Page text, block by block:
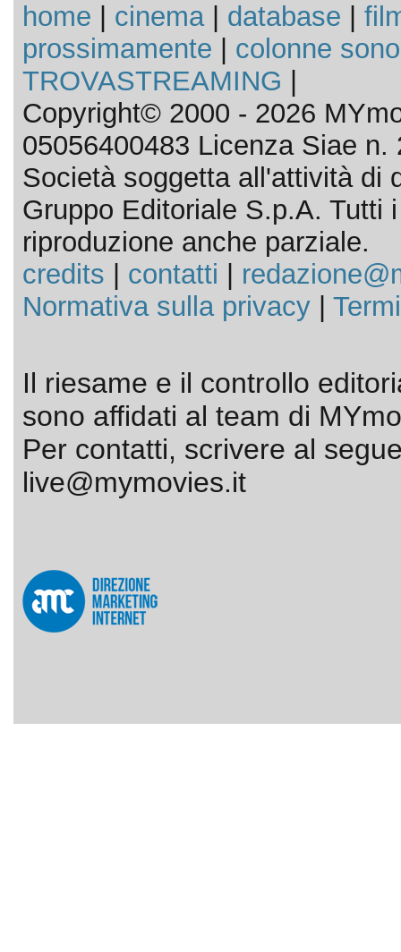
home cinema| database
prossimamente
colonne
TROVASTREAMING
Copyright© 2000 - 2026
05056400483 Licenza Siae n.
Società soggetta all'attività di
Gruppo Editoriale S.p.A. Tutti
riproduzione anche parziale.
credits
contatti
Normativa sulla privacy|
Il riesame e il controllo
sono affidati al team di
Per contatti, scrivere al
live@mymovies.it